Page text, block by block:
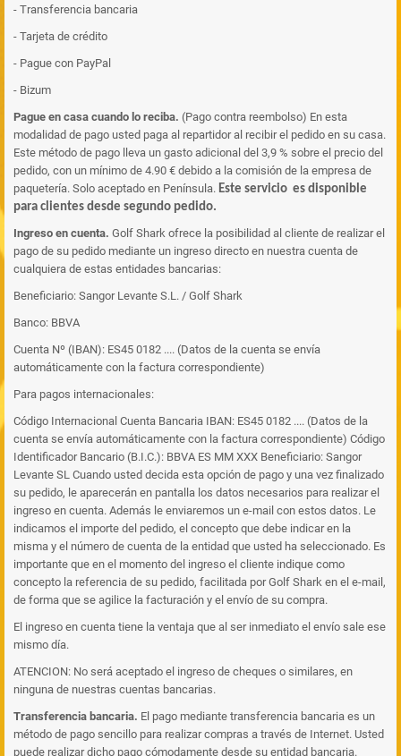
- Transferencia bancaria
- Tarjeta de crédito
- Pague con PayPal
- Bizum
Pague en casa cuando lo reciba. (Pago contra reembolso) En esta
modalidad de pago usted paga al repartidor al recibir el pedido en su casa.
Este método de pago lleva un gasto adicional del 3,9 % sobre el precio del
pedido, con un mínimo de 4.90 € debido a la comisión de la empresa de
paquetería. Solo aceptado en Península. Este servicio es disponible
para clientes desde segundo pedido.
Ingreso en cuenta. Golf Shark ofrece la posibilidad al cliente de realizar el
pago de su pedido mediante un ingreso directo en nuestra cuenta de
cualquiera de estas entidades bancarias:
Beneficiario: Sangor Levante S.L. / Golf Shark
Banco: BBVA
Cuenta Nº (IBAN): ES45 0182 .... (Datos de la cuenta se envía
automáticamente con la factura correspondiente)
Para pagos internacionales:
Código Internacional Cuenta Bancaria IBAN: ES45 0182 .... (Datos de la
cuenta se envía automáticamente con la factura correspondiente) Código
Identificador Bancario (B.I.C.): BBVA ES MM XXX Beneficiario: Sangor
Levante SL Cuando usted decida esta opción de pago y una vez finalizado
su pedido, le aparecerán en pantalla los datos necesarios para realizar el
ingreso en cuenta. Además le enviaremos un e-mail con estos datos. Le
indicamos el importe del pedido, el concepto que debe indicar en la
misma y el número de cuenta de la entidad que usted ha seleccionado. Es
importante que en el momento del ingreso el cliente indique como
concepto la referencia de su pedido, facilitada por Golf Shark en el e-mail,
de forma que se agilice la facturación y el envío de su compra.
El ingreso en cuenta tiene la ventaja que al ser inmediato el envío sale ese
mismo día.
ATENCION: No será aceptado el ingreso de cheques o similares, en
ninguna de nuestras cuentas bancarias.
Transferencia bancaria. El pago mediante transferencia bancaria es un
método de pago sencillo para realizar compras a través de Internet. Usted
puede realizar dicho pago cómodamente desde su entidad bancaria.